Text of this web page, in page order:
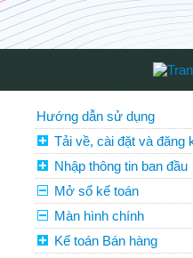
Hướng dẫn sử dụng
Tải về, cài đặt và đăng
Nhập thông tin ban đầu
Mở sổ kế toán
Màn hình chính
Kế toán Bán hàng